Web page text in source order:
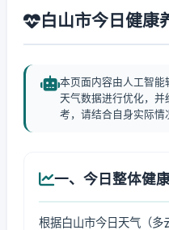
白山市今日健康
本页面内容由人工智
天气数据进行优化，
考，请结合自身实际情
一、今日整体健
根据白山市今日天气（